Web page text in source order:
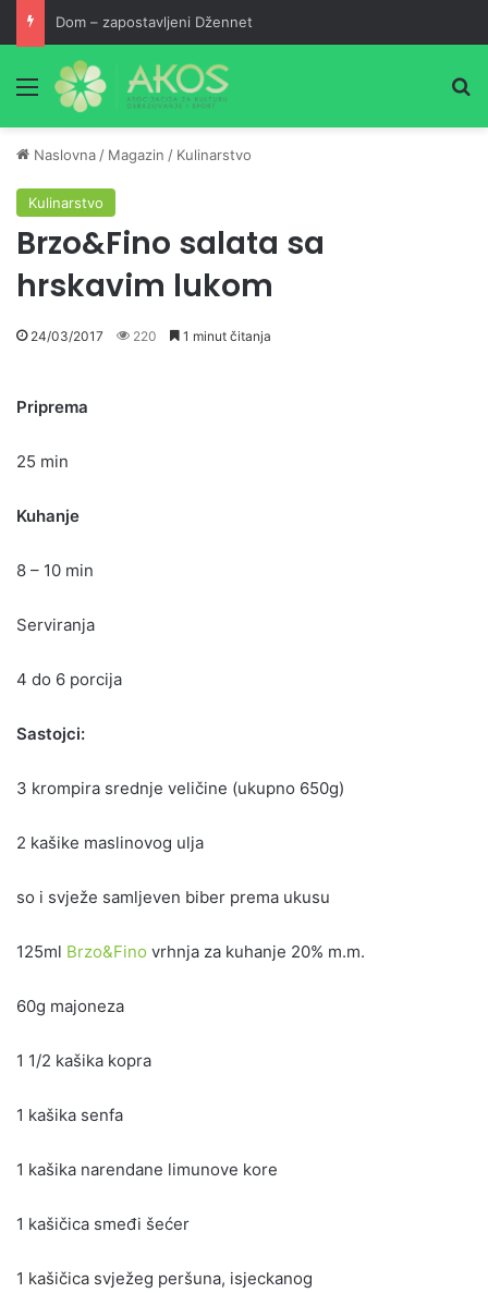
Dom – zapostavljeni Džennet
Meni
Naslovna / Magazin / Kulinarstvo
Kulinarstvo
Brzo&Fino salata sa
hrskavim lukom
24/03/2017 220 1 minut čitanja
Priprema
25 min
Kuhanje
8 – 10 min
Serviranja
4 do 6 porcija
Sastojci:
3 krompira srednje veličine (ukupno 650g)
2 kašike maslinovog ulja
so i svježe samljeven biber prema ukusu
125ml Brzo&Fino vrhnja za kuhanje 20% m.m.
60g majoneza
1 1/2 kašika kopra
1 kašika senfa
1 kašika narendane limunove kore
1 kašičica smeđi šećer
1 kašičica svježeg peršuna, isjeckanog